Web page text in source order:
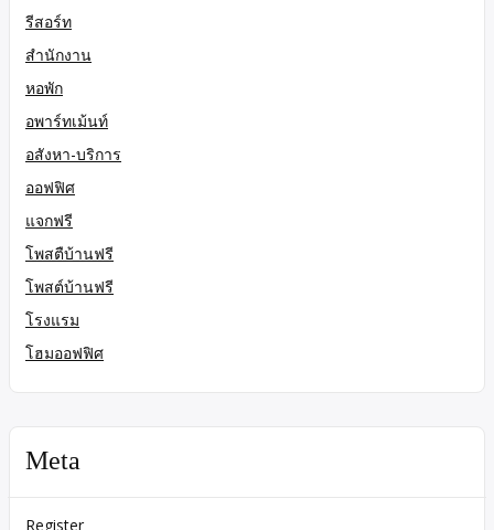
รีสอร์ท
สำนักงาน
หอพัก
อพาร์ทเม้นท์
อสังหา-บริการ
ออฟฟิศ
แจกฟรี
โพสตืบ้านฟรี
โพสต์บ้านฟรี
โรงแรม
โฮมออฟฟิศ
Meta
Register